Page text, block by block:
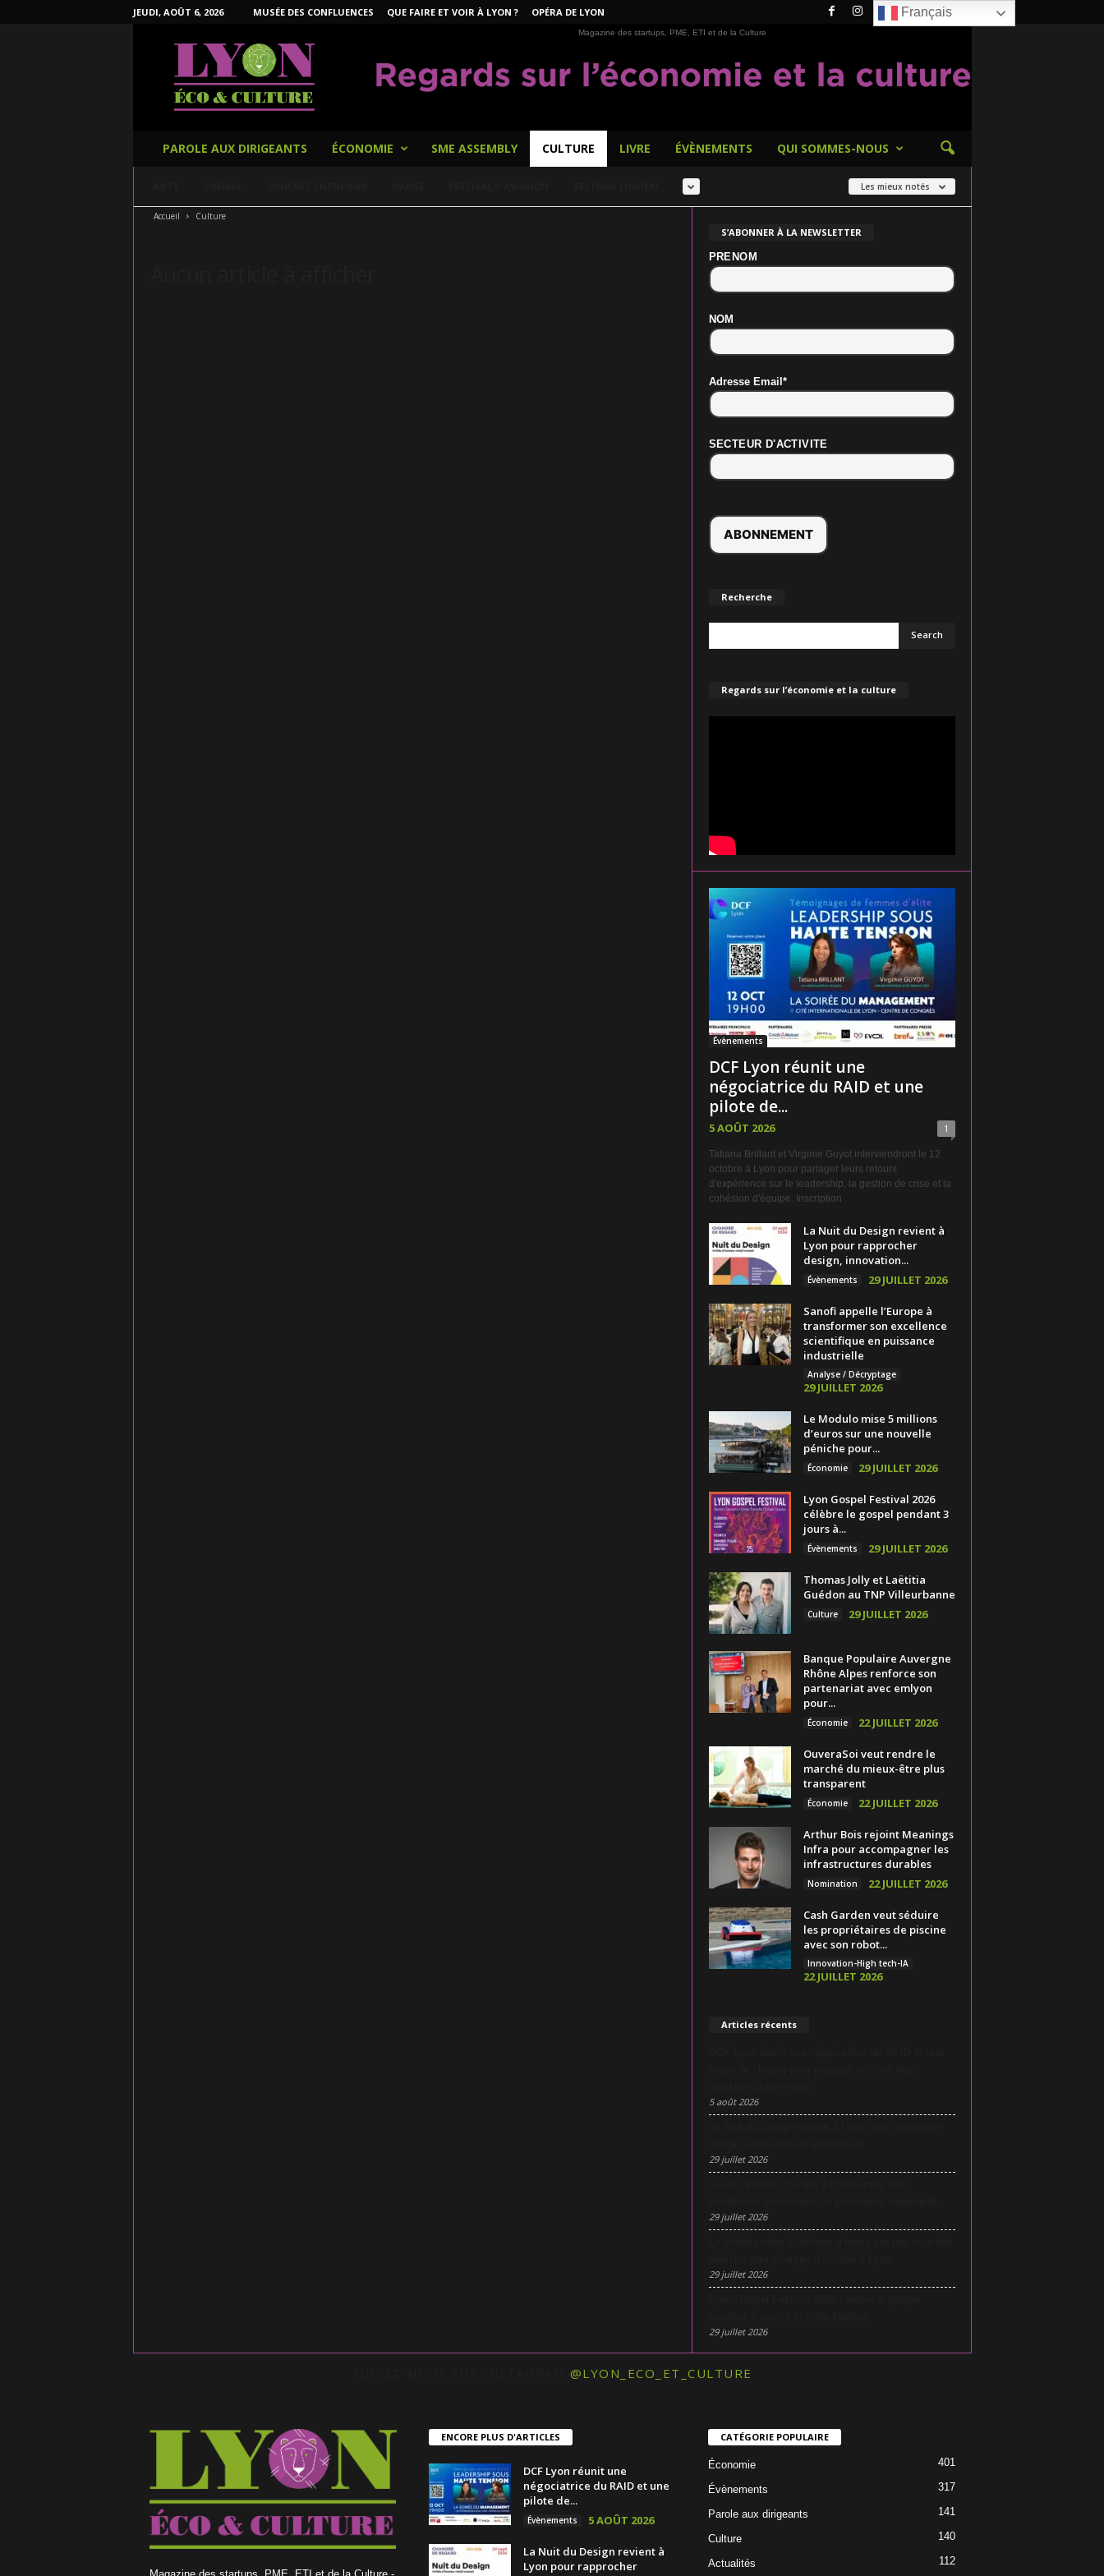
JEUDI, AOÛT 6, 2026 MUSÉE DES CONFLUENCES QUE FAIRE ET VOIR À LYON ? OPÉRA DE LYON
u
Magazine des startups, PME, ETI et de la Culture
PAROLE AUX DIRIGEANTS ÉCONOMIE SME ASSEMBLY CULTURE LIVRE ÉVÈNEMENTS QUI SOMMES-NOUS
Les mieux notés
Accueil Culture
S’ABONNER À LA NEWSLETTER
PRENOM
NOM
Adresse Email*
SECTEUR D'ACTIVITE
Recherche
Regards sur l’économie et la culture
Évènements
DCF Lyon réunit une
négociatrice du RAID et une
pilote de...
5 AOÛT 2026 1
Tatiana Brillant et Virginie Guyot interviendront le 12
octobre à Lyon pour partager leurs retours
d'expérience sur le leadership, la gestion de crise et la
cohésion d'équipe. Inscription
La Nuit du Design revient à
Lyon pour rapprocher
design, innovation...
Évènements 29 JUILLET 2026
Sanofi appelle l’Europe à
transformer son excellence
scientifique en puissance
industrielle
Analyse / Décryptage
29 JUILLET 2026
Le Modulo mise 5 millions
d’euros sur une nouvelle
péniche pour...
Économie 29 JUILLET 2026
Lyon Gospel Festival 2026
célèbre le gospel pendant 3
jours à...
Évènements 29 JUILLET 2026
Thomas Jolly et Laëtitia
Guédon au TNP Villeurbanne
Culture 29 JUILLET 2026
Banque Populaire Auvergne
Rhône Alpes renforce son
partenariat avec emlyon
pour...
Économie 22 JUILLET 2026
OuveraSoi veut rendre le
marché du mieux-être plus
transparent
Économie 22 JUILLET 2026
Arthur Bois rejoint Meanings
Infra pour accompagner les
infrastructures durables
Nomination 22 JUILLET 2026
Cash Garden veut séduire
les propriétaires de piscine
avec son robot...
Innovation-High tech-IA
22 JUILLET 2026
Articles récents
5 août 2026
29 juillet 2026
29 juillet 2026
29 juillet 2026
29 juillet 2026
@LYON_ECO_ET_CULTURE
ENCORE PLUS D'ARTICLES
DCF Lyon réunit une
négociatrice du RAID et une
pilote de...
Évènements 5 AOÛT 2026
La Nuit du Design revient à
Lyon pour rapprocher
CATÉGORIE POPULAIRE
Économie 401
Évènements 317
Parole aux dirigeants 141
Culture 140
Actualités 112
Français